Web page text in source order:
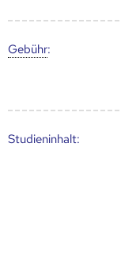
Gebühr:
Studien­inhalt: